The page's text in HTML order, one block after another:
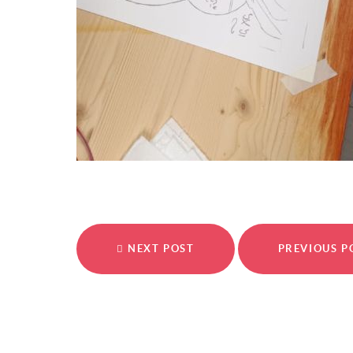
NEXT POST PREVIOUS